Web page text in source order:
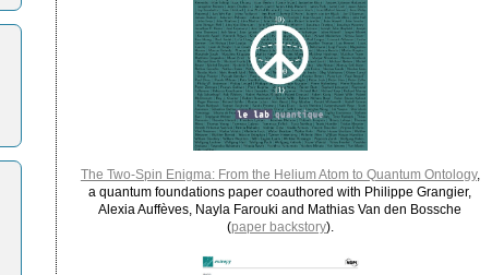
The Two-Spin Enigma: From the Helium Atom to Quantum Ontology,
a quantum foundations paper coauthored with Philippe Grangier,
Alexia Auffèves, Nayla Farouki and Mathias Van den Bossche
(paper backstory).